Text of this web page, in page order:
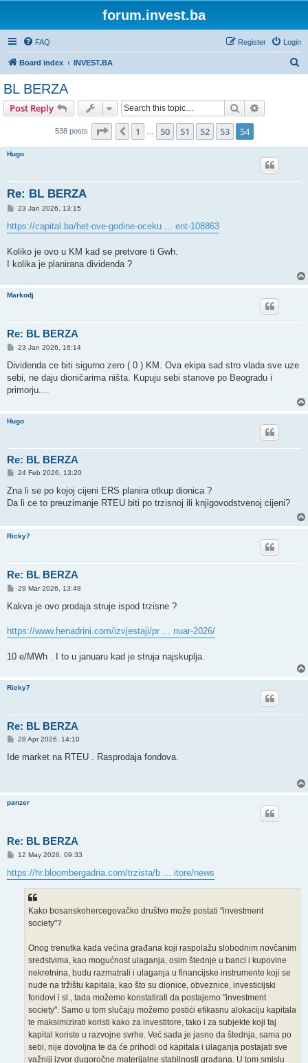
forum.invest.ba
FAQ Login
Register
Board index INVEST.BA
BL BERZA
Post Reply Search
538 posts Page 54 of 54
Previous
1 50 51 52 53 54
Hugo
Re: BL BERZA
P
s
t
23 Jan 2026, 13:15
https://capital.ba/het-ove-godine-oceku ... ent-108863
Koliko je ovo u KM kad se pretvore ti Gwh.
I kolika je planirana dividenda ?
Markodj
Re: BL BERZA
P
s
23 Jan 2026, 16:14
Dividenda ce biti sigurno zero ( 0 ) KM. Ova ekipa sad stro vlada sve uze
sebi, ne daju dioničarima ništa. Kupuju sebi stanove po Beogradu i
primorju....
Hugo
Re: BL BERZA
P
s
24 Feb 2026, 13:20
Zna li se po kojoj cijeni ERS planira otkup dionica ?
Da li ce to preuzimanje RTEU biti po trzisnoj ili knjigovodstvenoj cijeni?
Ricky7
Re: BL BERZA
P
s
29 Mar 2026, 13:48
Kakva je ovo prodaja struje ispod trzisne ?
https://www.henadrini.com/izvjestaji/pr ... nuar-2026/
10 e/MWh . I to u januaru kad je struja najskuplja.
Ricky7
Re: BL BERZA
P
s
28 Apr 2026, 14:10
Ide market na RTEU . Rasprodaja fondova.
panzer
Re: BL BERZA
P
s
t
12 May 2026, 09:33
https://hr.bloombergadria.com/trzista/b ... itore/news
Kako bosanskohercegovačko društvo može postati "investment
society"?
Onog trenutka kada većina građana koji raspolažu slobodnim novčanim
sredstvima, kao mogućnost ulaganja, osim štednje u banci i kupovine
nekretnina, budu razmatrali i ulaganja u financijske instrumente koji se
nude na tržištu kapitala, kao što su dionice, obveznice, investicijski
fondovi i sl., tada možemo konstatirati da postajemo "investment
society". Samo u tom slučaju možemo postići efikasnu alokaciju kapitala
te maksimizirati koristi kako za investitore, tako i za subjekte koji taj
kapital koriste u razvojne svrhe. Već sada je jasno da štednja, sama po
sebi, nije dovoljna te da će prihodi od kapitala i ulaganja postajati sve
važniji izvor dugoročne materijalne stabilnosti građana. U tom smislu